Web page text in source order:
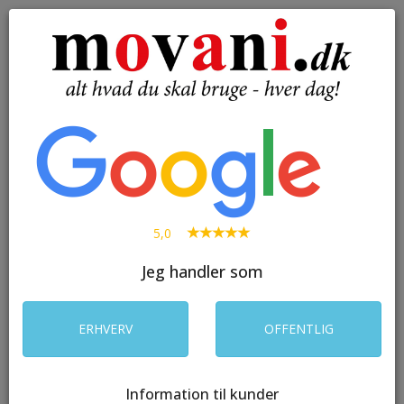
Toggle
5,0
Jeg handler som
ERHVERV OFFENTLIG
Information til kunder